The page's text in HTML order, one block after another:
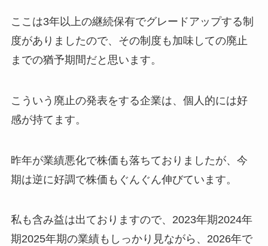
ここは3年以上の継続保有でグレードアップする制
度がありましたので、その制度も加味しての廃止
までの猶予期間だと思います。
こういう廃止の発表をする企業は、個人的には好
感が持てます。
昨年が業績悪化で株価も落ちておりましたが、今
期は逆に好調で株価もぐんぐん伸びています。
私も含み益は出ておりますので、2023年期2024年
期2025年期の業績もしっかり見ながら、2026年で